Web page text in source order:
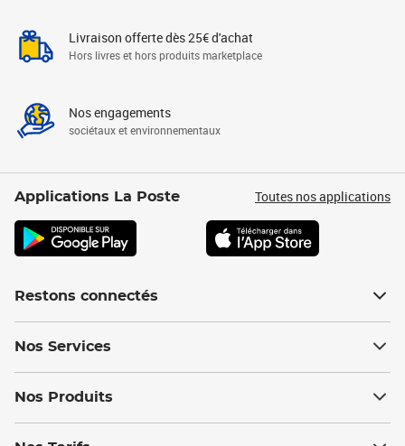
Livraison offerte dès 25€ d'achat
Hors livres et hors produits marketplace
Nos engagements
sociétaux et environnementaux
Applications La Poste Toutes nos applications
Restons connectés
Nos Services
Nos Produits